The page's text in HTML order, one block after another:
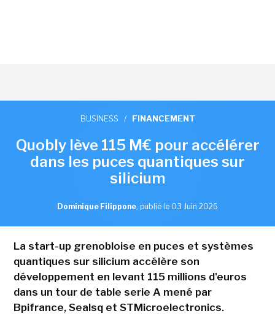
BUSINESS / FINANCEMENT
Quobly lève 115 M€ pour accélérer
dans les puces quantiques sur
silicium
Dominique Filippone, publié le 03 Juin 2026
La start-up grenobloise en puces et systèmes
quantiques sur silicium accélère son
développement en levant 115 millions d'euros
dans un tour de table serie A mené par
Bpifrance, Sealsq et STMicroelectronics.